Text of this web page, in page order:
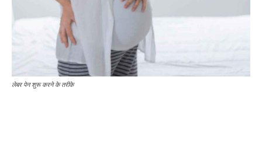
लेबर पेन शुरू करने के तरीके